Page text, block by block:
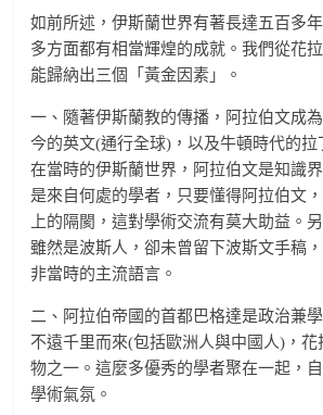
如前所述，伊斯蘭世界有著長達五百多
多方面都有相當輝煌的成就。我們從花
能歸納出三個「黃金因素」。
一、隨著伊斯蘭教的傳播，阿拉伯文成
今的英文(通行全球)，以及牛頓時代的拉
在當時的伊斯蘭世界，阿拉伯文是知識
是來自何處的學者，只要懂得阿拉伯文
上的隔閡，這對學術交流有莫大助益。
雖然是波斯人，卻未曾留下波斯文手稿
非當時的主流語言。
二、阿拉伯帝國的首都巴格達是政治兼
不遠千里而來(包括歐洲人與中國人)，花
物之一。這麼多優秀的學者聚在一起，
學術氣氛。